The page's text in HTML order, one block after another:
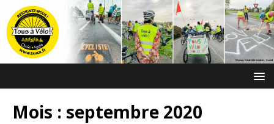
Mois : septembre 2020